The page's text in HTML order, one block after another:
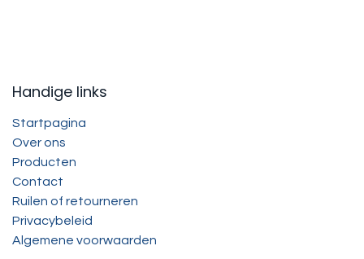
Handige links
Startpagina
Over ons
Producten
Contact
Ruilen of retourneren
Privacybeleid
Algemene voorwaarden